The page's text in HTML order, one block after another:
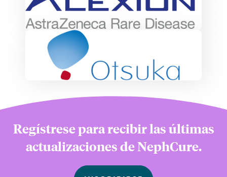
Regístrese para recibir las últimas
actualizaciones de NephCure.